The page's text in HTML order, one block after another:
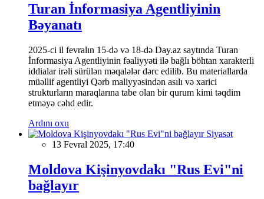
Turan İnformasiya Agentliyinin
Bəyanatı
2025-ci il fevralın 15-də və 18-də Day.az saytında Turan
İnformasiya Agentliyinin fəaliyyəti ilə bağlı böhtan xarakterli
iddialar irəli sürülən məqalələr dərc edilib. Bu materiallarda
müəllif agentliyi Qərb maliyyəsindən asılı və xarici
strukturların maraqlarına tabe olan bir qurum kimi təqdim
etməyə cəhd edir.
Ardını oxu
Siyasət
13 Fevral 2025, 17:40
Moldova Kişinyovdakı "Rus Evi"ni
bağlayır